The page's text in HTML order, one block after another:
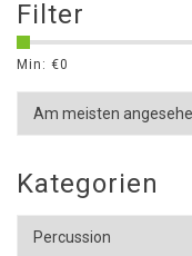
Filter
Min: €0
Kategorien